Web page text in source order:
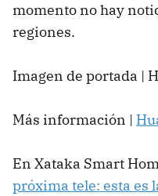
momento no hay
regiones.
Imagen de portada |
Más información |
En Xataka Smart
próxima tele: esta es